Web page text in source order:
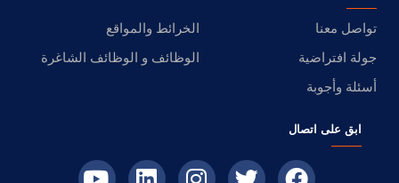
تواصل معنا
الخرائط والمواقع
جولة افتراضية
الوظائف و الوظائف الشاغرة
أسئلة وأجوبة
ابق على اتصال